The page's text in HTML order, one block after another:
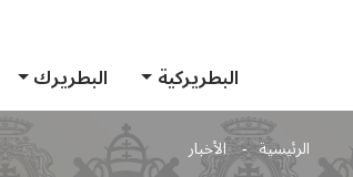
البطريركية
البطريرك
الرئيسية الأخبار